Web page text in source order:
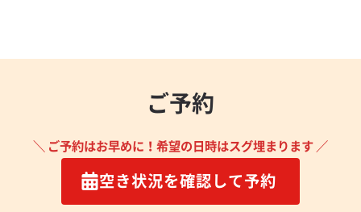
ご予約
＼ ご予約はお早めに！希望の日時はスグ埋まります ／
空き状況を確認して予約